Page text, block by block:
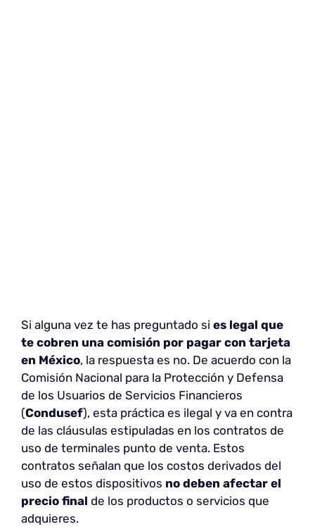
Si alguna vez te has preguntado si es legal que
te cobren una comisión por pagar con tarjeta
en México, la respuesta es no. De acuerdo con la
Comisión Nacional para la Protección y Defensa
de los Usuarios de Servicios Financieros
(Condusef), esta práctica es ilegal y va en contra
de las cláusulas estipuladas en los contratos de
uso de terminales punto de venta. Estos
contratos señalan que los costos derivados del
uso de estos dispositivos no deben afectar el
precio final de los productos o servicios que
adquieres.